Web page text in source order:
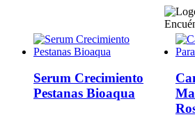
Serum Crecimiento
Pestanas Bioaqua